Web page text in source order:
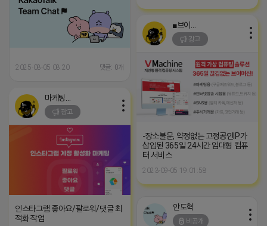
2025-08-05 08:20 댓글: 0개
광고
-장소불문, 약정없는 고정공인IP가
삽입된 365일 24시간 임대형 컴퓨
터 서비스
2023-09-05 19:01:58
광고
인스타그램 좋아요/팔로워/댓글 최
적화 작업
안도혁
비공개